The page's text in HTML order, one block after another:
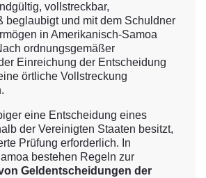
vollstreckbar,
beglaubigt und mit dem Schuldner
in Amerikanisch-Samoa
ordnungsgemäßer
Einreichung der Entscheidung
örtliche Vollstreckung
eine Entscheidung eines
der Vereinigten Staaten besitzt,
Prüfung erforderlich. In
bestehen Regeln zur
Geldentscheidungen der